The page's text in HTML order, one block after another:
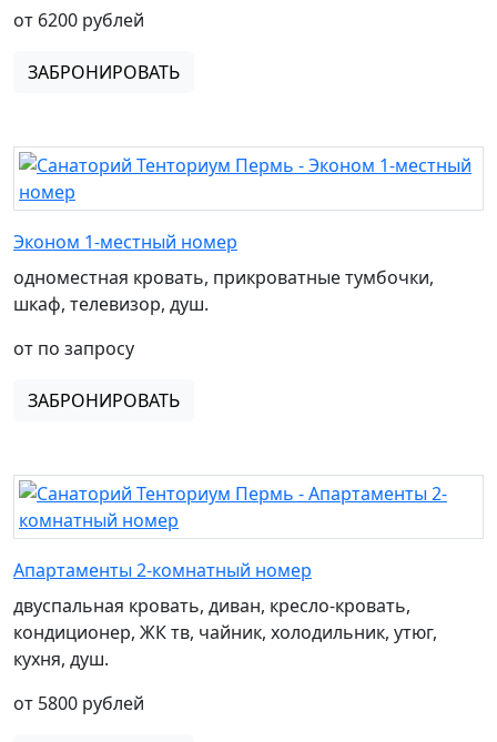
от 6200 рублей
ЗАБРОНИРОВАТЬ
Эконом 1-местный номер
одноместная кровать, прикроватные тумбочки,
шкаф, телевизор, душ.
от по запросу
ЗАБРОНИРОВАТЬ
Апартаменты 2-комнатный номер
двуспальная кровать, диван, кресло-кровать,
кондиционер, ЖК тв, чайник, холодильник, утюг,
кухня, душ.
от 5800 рублей